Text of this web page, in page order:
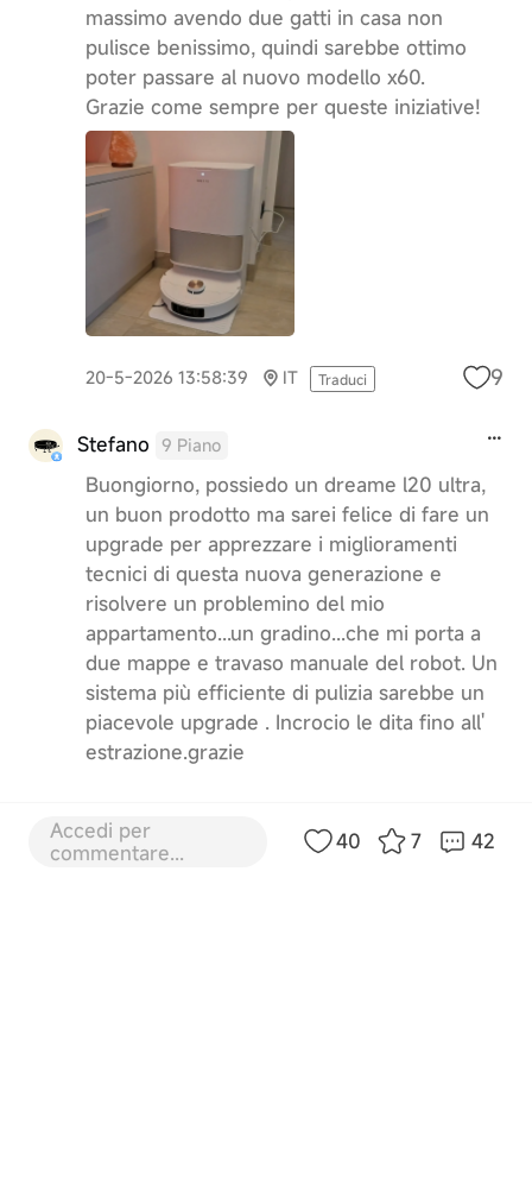
massimo avendo due gatti in casa non
pulisce benissimo, quindi sarebbe ottimo
poter passare al nuovo modello x60.
Grazie come sempre per queste iniziative!
20-5-2026 13:58:39 IT Traduci 9
Stefano 9 Piano
Buongiorno, possiedo un dreame l20 ultra,
un buon prodotto ma sarei felice di fare un
upgrade per apprezzare i miglioramenti
tecnici di questa nuova generazione e
risolvere un problemino del mio
appartamento...un gradino...che mi porta a
due mappe e travaso manuale del robot. Un
sistema più efficiente di pulizia sarebbe un
piacevole upgrade . Incrocio le dita fino all'
estrazione.grazie
Accedi per
commentare...
40 7 42